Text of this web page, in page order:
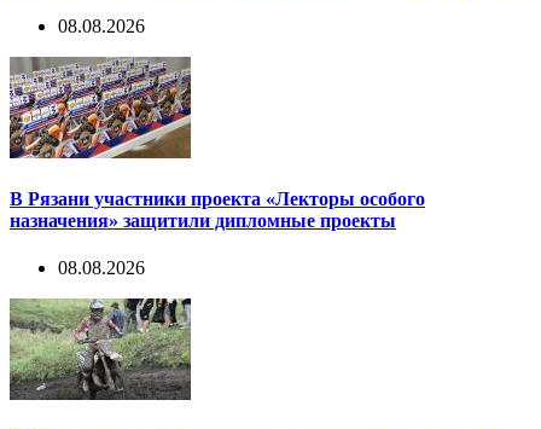
08.08.2026
В Рязани участники проекта «Лекторы особого
назначения» защитили дипломные проекты
08.08.2026